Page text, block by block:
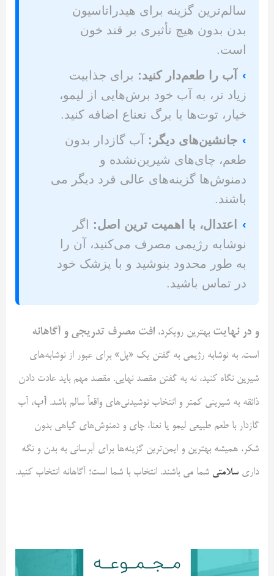
سالم‌ترین گزینه برای هیدراتاسیون
بدن بدون هیچ تأثیری بر قند خون
است.
›
آب را طعم‌دار کنید: برای جذابیت
زیاد تر، به آب خود برش‌هایی از لیمو،
خیار، توت‌ها یا برگ نعناع اضافه کنید.
› جانشین‌های دیگر: آب گازدار بدون
طعم، چای‌های شیرین‌نشده و
دمنوش‌ها گزینه‌های عالی فرد دیگر می
باشند.
›
اعتدال، با اهمیت ترین اصل: اگر
نوشابه رژیمی مصرف می‌کنید، آن را
به طور محدود بنوشید و با پزشک خود
در تماس باشید.
و در نهایت بهترین رویکرد، افت مصرف تدریجی و آگاهانه
است. به نوشابه رژیمی به گفتن یک «پل» برای عبور از نوشابه‌های
شیرین نگاه کنید، نه به گفتن مقصد نهایی. مقصد مهم باید عادت دادن
ذائقه به شیرینی کمتر و انتخاب نوشیدنی‌های واقعاً سالم باشد. آب، آب
گازدار با طعم طبیعی لیمو یا نعنا، چای و دمنوش‌های گیاهی بدون
شکر، همیشه بهترین و ایمن‌ترین گزینه‌ها برای آبرسانی به بدن و نگه
داری سلامتی شما می باشند. انتخاب با شما است؛ آگاهانه انتخاب کنید.